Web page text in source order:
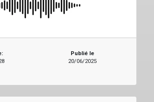
Publié le
20/06/2025